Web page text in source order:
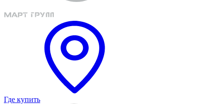
Где купить